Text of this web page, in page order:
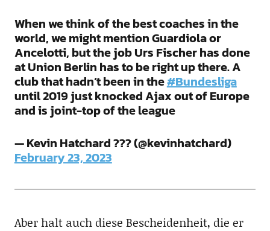
When we think of the best coaches in the
world, we might mention Guardiola or
Ancelotti, but the job Urs Fischer has done
at Union Berlin has to be right up there. A
club that hadn’t been in the#Bundesliga
until 2019 just knocked Ajax out of Europe
and is joint-top of the league
— Kevin Hatchard ??? (@kevinhatchard)
February 23, 2023
Aber halt auch diese Bescheidenheit, die er